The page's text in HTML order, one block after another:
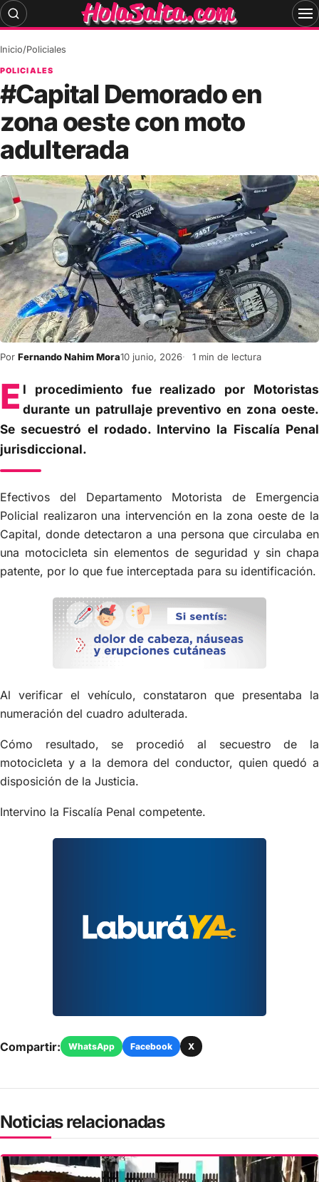
Skip
to
Inicio/Policiales
POLICIALES
#Capital Demorado en
zona oeste con moto
adulterada
Por Fernando Nahim Mora10 junio, 2026 1 min de lectura
E l procedimiento fue realizado por Motoristas
durante un patrullaje preventivo en zona oeste.
Se secuestró el rodado. Intervino la Fiscalía Penal
jurisdiccional.
Efectivos del Departamento Motorista de Emergencia
Policial realizaron una intervención en la zona oeste de la
Capital, donde detectaron a una persona que circulaba en
una motocicleta sin elementos de seguridad y sin chapa
patente, por lo que fue interceptada para su identificación.
Al verificar el vehículo, constataron que presentaba la
numeración del cuadro adulterada.
Cómo resultado, se procedió al secuestro de la
motocicleta y a la demora del conductor, quien quedó a
disposición de la Justicia.
Intervino la Fiscalía Penal competente.
Compartir: WhatsApp Facebook X
Noticias relacionadas